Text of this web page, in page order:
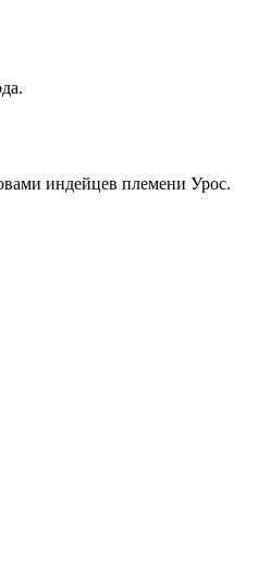
индейцев племени Урос.